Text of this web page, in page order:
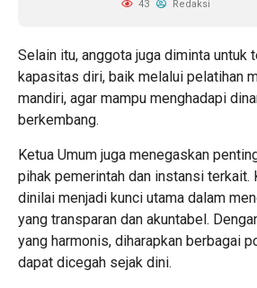
43 Redaksi
Selain itu, anggota juga diminta untuk
kapasitas diri, baik melalui pelatihan
mandiri, agar mampu menghadapi
berkembang.
Ketua Umum juga menegaskan
pihak pemerintah dan instansi terkait.
dinilai menjadi kunci utama dalam
yang transparan dan akuntabel.
yang harmonis, diharapkan berbagai
dapat dicegah sejak dini.